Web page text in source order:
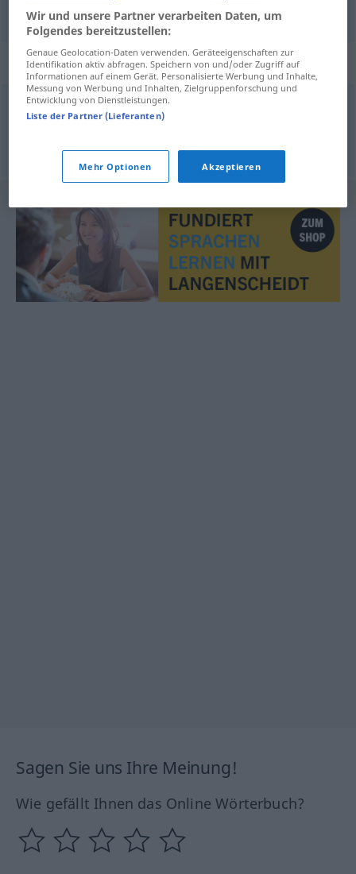
Synonyme für "Bühnenstück"
Schauspiel,Drama,Theaterstück
© OpenThesaurus.de
Sagen Sie uns Ihre Meinung!
Wie gefällt Ihnen das Online Wörterbuch?
Wir und unsere Partner verarbeiten Daten, um
Folgendes bereitzustellen:
Genaue Geolocation-Daten verwenden. Geräteeigenschaften zur
Identifikation aktiv abfragen. Speichern von und/oder Zugriff auf
Informationen auf einem Gerät. Personalisierte Werbung und Inhalte,
Messung von Werbung und Inhalten, Zielgruppenforschung und
Entwicklung von Dienstleistungen.
Liste der Partner (Lieferanten)
Mehr Optionen Akzeptieren